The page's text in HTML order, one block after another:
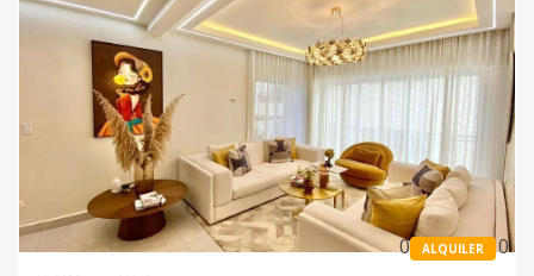
0 ALQUILER
0